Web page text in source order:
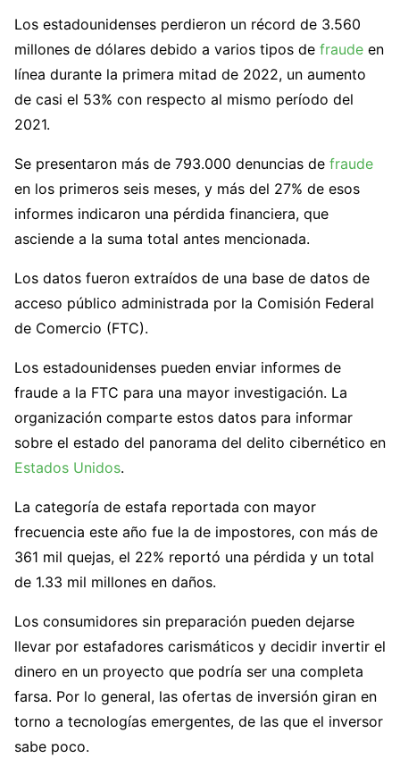
Los estadounidenses perdieron un récord de 3.560
millones de dólares debido a varios tipos de fraude en
línea durante la primera mitad de 2022, un aumento
de casi el 53% con respecto al mismo período del
2021.
Se presentaron más de 793.000 denuncias de fraude
en los primeros seis meses, y más del 27% de esos
informes indicaron una pérdida financiera, que
asciende a la suma total antes mencionada.
Los datos fueron extraídos de una base de datos de
acceso público administrada por la Comisión Federal
de Comercio (FTC).
Los estadounidenses pueden enviar informes de
fraude a la FTC para una mayor investigación. La
organización comparte estos datos para informar
sobre el estado del panorama del delito cibernético en
Estados Unidos.
La categoría de estafa reportada con mayor
frecuencia este año fue la de impostores, con más de
361 mil quejas, el 22% reportó una pérdida y un total
de 1.33 mil millones en daños.
Los consumidores sin preparación pueden dejarse
llevar por estafadores carismáticos y decidir invertir el
dinero en un proyecto que podría ser una completa
farsa. Por lo general, las ofertas de inversión giran en
torno a tecnologías emergentes, de las que el inversor
sabe poco.